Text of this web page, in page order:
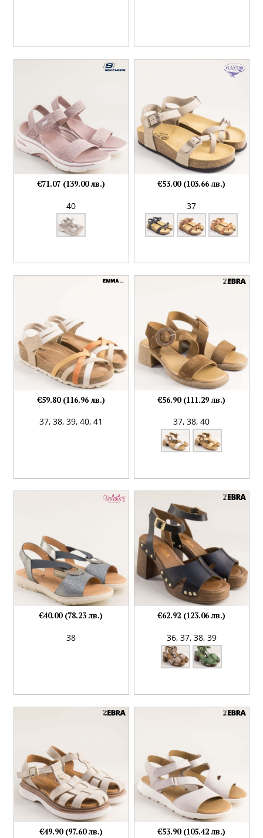
40
€71.07 (139.00 лв.)
37
€53.00 (103.66 лв.)
37,38,39,40,41
€59.80 (116.96 лв.)
37,38,40
€56.90 (111.29 лв.)
38
€40.00 (78.23 лв.)
36, 37, 38, 39
€62.92 (123.06 лв.)
€49.90 (97.60 лв.) €53.90 (105.42 лв.)